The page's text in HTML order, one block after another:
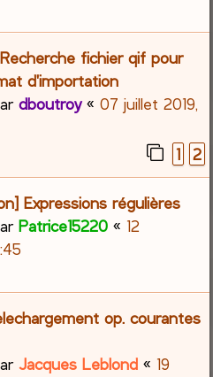
fichier qif pour
d'importation
dboutroy«07 juillet 2019,
1 2
Expressions régulières
Patrice15220 « 12
op. courantes
Jacques Leblond « 19